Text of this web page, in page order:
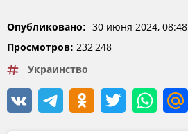
Опубликовано: 30 июня 2024, 08:48
Просмотров: 232 248
Украинство